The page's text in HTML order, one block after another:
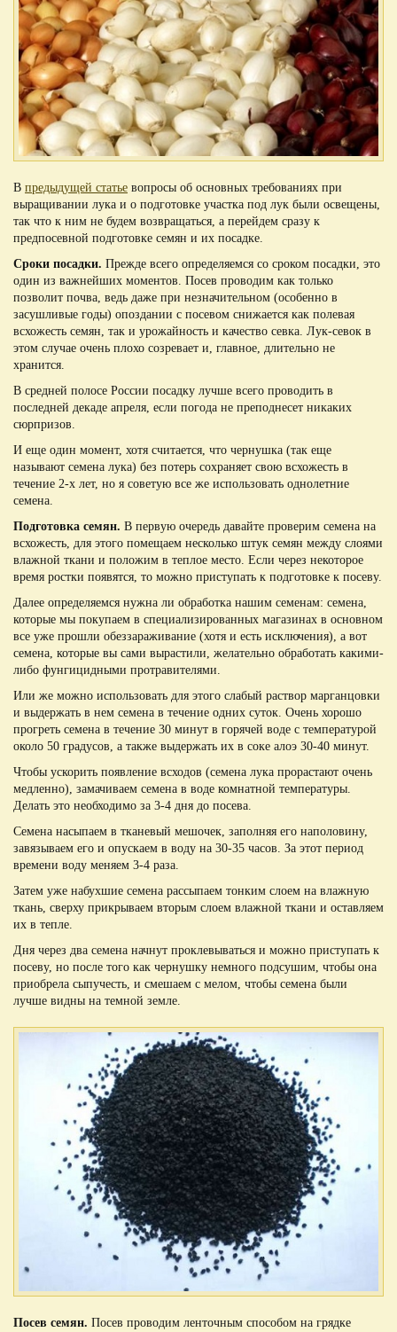
В предыдущей статье вопросы об основных требованиях при
выращивании лука и о подготовке участка под лук были освещены,
так что к ним не будем возвращаться, а перейдем сразу к
предпосевной подготовке семян и их посадке.
Сроки посадки. Прежде всего определяемся со сроком посадки, это
один из важнейших моментов. Посев проводим как только
позволит почва, ведь даже при незначительном (особенно в
засушливые годы) опоздании с посевом снижается как полевая
всхожесть семян, так и урожайность и качество севка. Лук-севок в
этом случае очень плохо созревает и, главное, длительно не
хранится.
В средней полосе России посадку лучше всего проводить в
последней декаде апреля, если погода не преподнесет никаких
сюрпризов.
И еще один момент, хотя считается, что чернушка (так еще
называют семена лука) без потерь сохраняет свою всхожесть в
течение 2-х лет, но я советую все же использовать однолетние
семена.
Подготовка семян. В первую очередь давайте проверим семена на
всхожесть, для этого помещаем несколько штук семян между слоями
влажной ткани и положим в теплое место. Если через некоторое
время ростки появятся, то можно приступать к подготовке к посеву.
Далее определяемся нужна ли обработка нашим семенам: семена,
которые мы покупаем в специализированных магазинах в основном
все уже прошли обеззараживание (хотя и есть исключения), а вот
семена, которые вы сами вырастили, желательно обработать какими-
либо фунгицидными протравителями.
Или же можно использовать для этого слабый раствор марганцовки
и выдержать в нем семена в течение одних суток. Очень хорошо
прогреть семена в течение 30 минут в горячей воде с температурой
около 50 градусов, а также выдержать их в соке алоэ 30-40 минут.
Чтобы ускорить появление всходов (семена лука прорастают очень
медленно), замачиваем семена в воде комнатной температуры.
Делать это необходимо за 3-4 дня до посева.
Семена насыпаем в тканевый мешочек, заполняя его наполовину,
завязываем его и опускаем в воду на 30-35 часов. За этот период
времени воду меняем 3-4 раза.
Затем уже набухшие семена рассыпаем тонким слоем на влажную
ткань, сверху прикрываем вторым слоем влажной ткани и оставляем
их в тепле.
Дня через два семена начнут проклевываться и можно приступать к
посеву, но после того как чернушку немного подсушим, чтобы она
приобрела сыпучесть, и смешаем с мелом, чтобы семена были
лучше видны на темной земле.
Посев семян. Посев проводим ленточным способом на грядке